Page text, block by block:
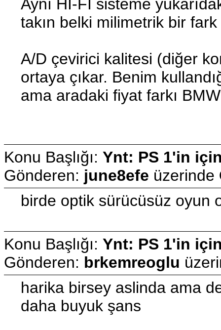
Aynı HI-FI sisteme
takın belki milimetrik bir fark
A/D çevirici kalitesi (diğer
ortaya çıkar. Benim
ama aradaki fiyat farkı
Konu Başlığı: Ynt: PS 1'in
Gönderen: june8efe üzerinde
birde optik sürücüsüz oyun
Konu Başlığı: Ynt: PS 1'in
Gönderen: brkemreoglu
harika birsey aslinda ama
daha buyuk şans